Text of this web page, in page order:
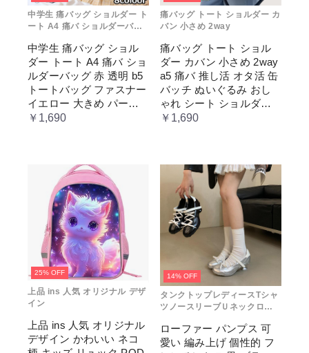
中学生 痛バッグ ショルダー ト
ート A4 痛バ ショルダーバッ
中学生 痛バッグ ショル
ダー トート A4 痛バ ショ
ルダーバッグ 赤 透明 b5
トートバッグ ファスナー
イエロー 大きめ パープ
ル 水色 いたばっく 痛バ
推し色 肩掛け レディー
￥1,690
痛バッグ トート ショルダー カ
バン 小さめ 2way
痛バッグ トート ショル
ダー カバン 小さめ 2way
a5 痛バ 推し活 オタ活 缶
バッチ ぬいぐるみ おし
ゃれ シート ショルダー
バッグ 透明 ポケット ク
￥1,690
25% OFF
上品 ins 人気 オリジナル デザ
イン
上品 ins 人気 オリジナル
デザイン かわいい ネコ
14% OFF
タンクトップレディースTシャ
ツノースリーブＵネックロゴ
ローファー パンプス 可
愛い 編み上げ 個性的 フ